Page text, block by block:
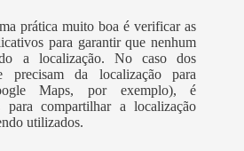
prática muito boa é verificar as
para garantir que nenhum
a localização. No caso dos
precisam da localização para
Maps, por exemplo), é
para compartilhar a localização
utilizados.